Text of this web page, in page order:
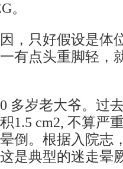
。
，只好假设是体
有点头重脚轻，
多岁老大爷。过
1.5 cm2, 不算严
倒。根据入院志
是典型的迷走晕